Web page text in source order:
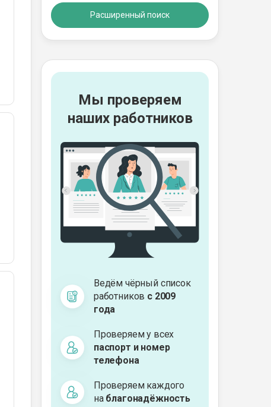
Расширенный поиск
Мы проверяем
наших работников
Ведём чёрный список
работников с 2009
года
Проверяем у всех
паспорт и номер
телефона
Проверяем каждого
на благонадёжность